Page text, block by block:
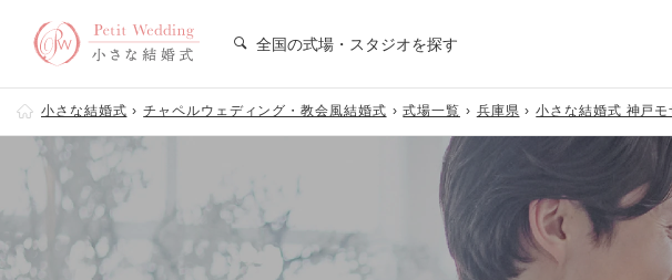
全国の式場・スタジオを探す
小さな結婚式 チャペルウェディング・教会風結婚式 式場一覧 兵庫県 小さな結婚式 神戸